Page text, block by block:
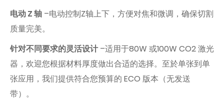
电动 Z 轴 –电动控制Z轴上下，方便对焦和微调，确保切割
质量完美。
针对不同要求的灵活设计 –适用于80W 或100W CO2 激光
器，欢迎您根据材料厚度做出合适的选择。至於单张到单
张应用，我们提供符合您预算的 ECO 版本（无发送
带）。